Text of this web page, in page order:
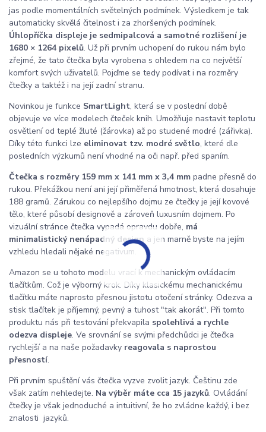
jas podle momentálních světelných podmínek. Výsledkem je tak
automaticky skvělá čitelnost i za zhoršených podmínek.
Úhlopříčka displeje je sedmipalcová a samotné rozlišení je
1680 × 1264 pixelů. Už při prvním uchopení do rukou nám bylo
zřejmé, že tato čtečka byla vyrobena s ohledem na co největší
komfort svých uživatelů. Pojďme se tedy podívat i na rozměry
čtečky a taktéž i na její zadní stranu.
Novinkou je funkce SmartLight, která se v poslední době
objevuje ve více modelech čteček knih. Umožňuje nastavit teplotu
osvětlení od teplé žluté (žárovka) až po studené modré (zářivka).
Díky této funkci lze eliminovat tzv. modré světlo, které dle
posledních výzkumů není vhodné na oči např. před spaním.
Čtečka s rozměry 159 mm x 141 mm x 3,4 mm padne přesně do
rukou. Překážkou není ani její přiměřená hmotnost, která dosahuje
188 gramů. Zárukou co nejlepšího dojmu ze čtečky je její kovové
tělo, které působí designově a zároveň luxusním dojmem. Po
vizuální stránce čtečka vypadá opravdu dobře, má
minimalistický nenápadný design a jen marně byste na jejím
vzhledu hledali nějaké negativum.
Amazon se u tohoto modelu vrací k mechanickým ovládacím
tlačítkům. Což je výborný krok. Díky klasickému mechanickému
tlačítku máte naprosto přesnou jistotu otočení stránky. Odezva a
stisk tlačítek je příjemný, pevný a tuhost "tak akorát". Při tomto
produktu nás při testování překvapila spolehlivá a rychle
odezva displeje. Ve srovnání se svými předchůdci je čtečka
rychlejší a na naše požadavky reagovala s naprostou
přesností.
Při prvním spuštění vás čtečka vyzve zvolit jazyk. Češtinu zde
však zatím nehledejte. Na výběr máte cca 15 jazyků. Ovládání
čtečky je však jednoduché a intuitivní, že ho zvládne každý, i bez
znalosti jazyků.